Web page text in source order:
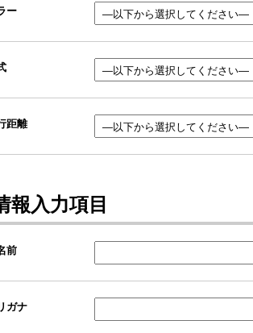
ー
距離
報入力項目
前
ガナ